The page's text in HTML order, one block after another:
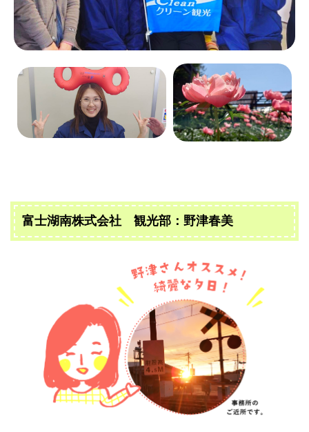
富士湖南株式会社 観光部：野津春美